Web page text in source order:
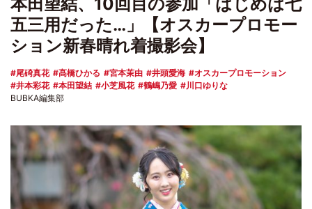
五三用だった…」【オスカープロモー
ション新春晴れ着撮影会】
尾碕真花 髙橋ひかる 宮本茉由 井頭愛海
オスカープロモーション
井本彩花
本田望結 小芝風花 鶴嶋乃愛
川口ゆりな
BUBKA編集部